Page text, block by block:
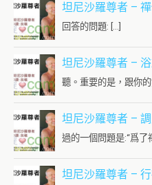
坦尼沙羅尊者 –
回答的問題: […]
坦尼沙羅尊者 –
聽。重要的是，跟你的
坦尼沙羅尊者 –
過的一個問題是:“爲了
坦尼沙羅尊者 –